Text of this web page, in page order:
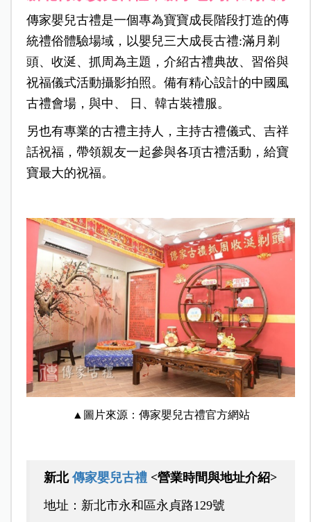
傳家嬰兒古禮是一個專為寶寶成長階段打造的傳
統禮俗體驗場域，以嬰兒三大成長古禮:滿月剃
頭、收涎、抓周為主題，介紹古禮典故、習俗與
祝福儀式活動攝影拍照。備有精心設計的中國風
古禮會場，與中、 日、韓古裝禮服。
另也有專業的古禮主持人，主持古禮儀式、吉祥
話祝福，帶領親友一起參與各項古禮活動，給寶
寶最大的祝福。
▲圖片來源：傳家嬰兒古禮官方網站
新北 傳家嬰兒古禮<營業時間與地址介紹>
地址：新北市永和區永貞路129號